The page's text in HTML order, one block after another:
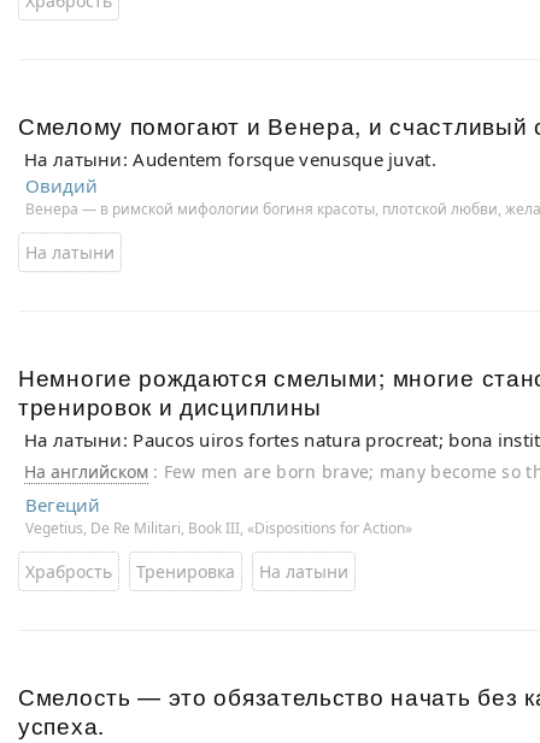
Смелому помогают и Венера, и счастливый
На латыни: Audentem forsque venusque juvat.
Овидий
Венера — в римской мифологии богиня красоты, плотской любви,
На латыни
Немногие рождаются смелыми; многие
тренировок и дисциплины
На латыни: Paucos uiros fortes natura procreat; bona
На английском : Few men are born brave; many become so
discipline.
Вегеций
Vegetius, De Re Militari, Book III, «Dispositions for Action»
Храбрость Тренировка На латыни
Смелость — это обязательство начать без
успеха.